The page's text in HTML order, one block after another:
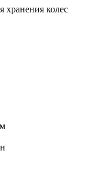
хранения колес